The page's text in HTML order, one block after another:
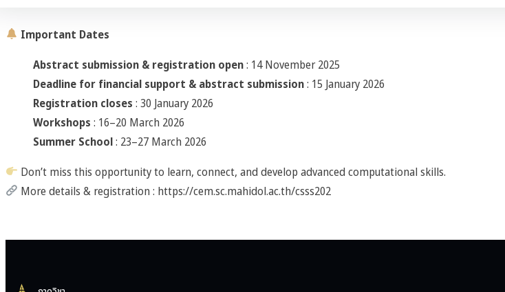
Important Dates
Abstract submission & registration open: 14 November 2025
Deadline for financial support & abstract submission: 15 January 2026
Registration closes : 30 January 2026
Workshops : 16–20 March 2026
Summer School: 23–27 March 2026
Don’t miss this opportunity to learn, connect, and develop advanced computational skills.
More details & registration : https://cem.sc.mahidol.ac.th/csss202